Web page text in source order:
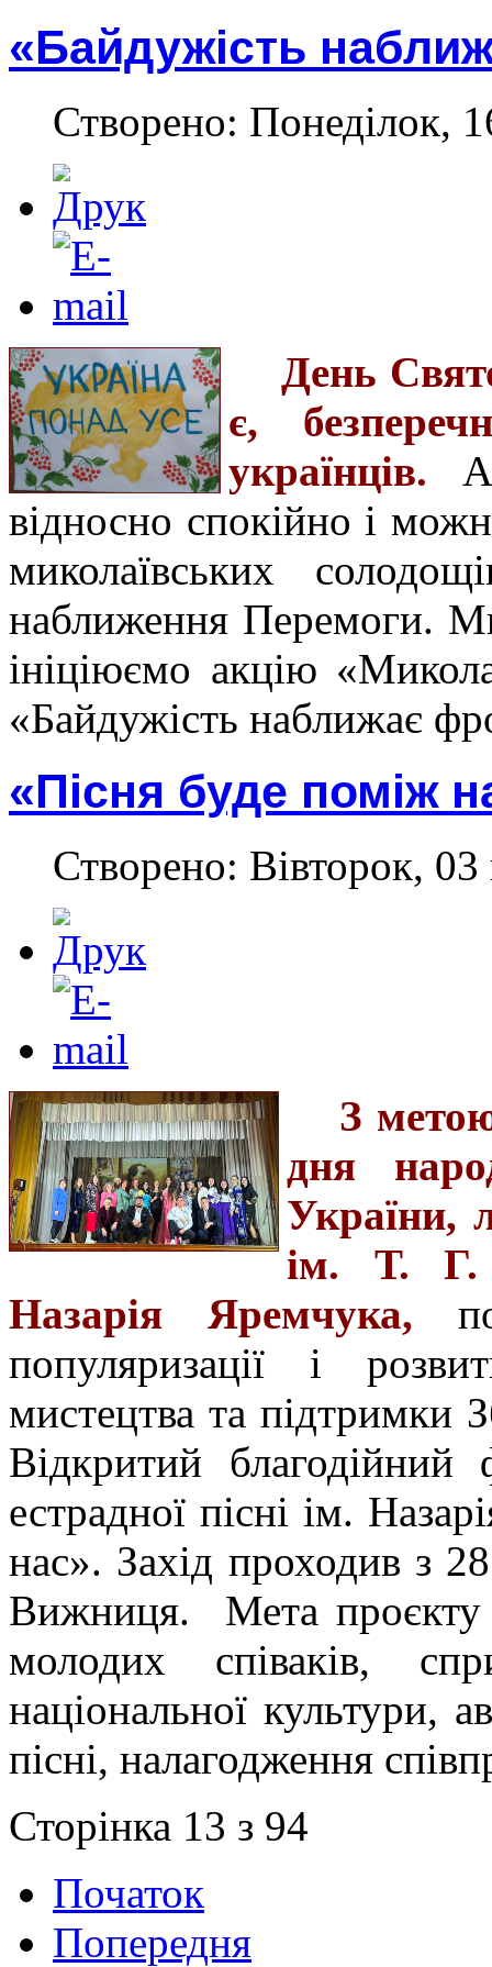
«Байдужість
Створено: Понеділок,
День
є,
українців.
відносно спокійно і
миколаївських
наближення Перемоги.
ініціюємо акцію
«Байдужість наближає
«Пісня буде поміж
Створено: Вівторок,
З
дня
України,
ім. Т. Г.
Назарія Яремчука,
популяризації і
мистецтва та підтримки
Відкритий благодійний
естрадної пісні ім.
нас». Захід проходив з
Вижниця. Мета проєкту -
молодих співаків,
національної культури,
пісні, налагодження
Сторінка 13 з 94
Початок
Попередня